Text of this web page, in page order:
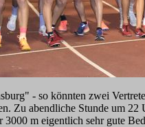
- so könnten zwei
Zu abendliche Stunde um 22
3000 m eigentlich sehr gute